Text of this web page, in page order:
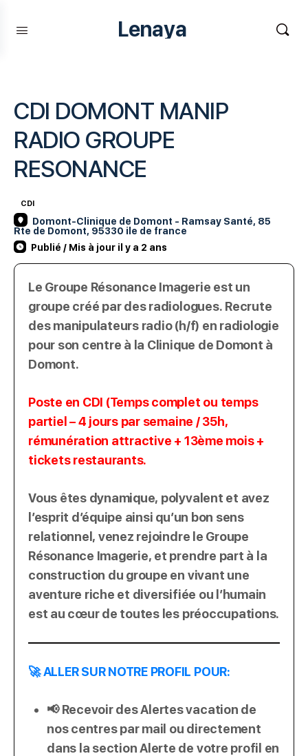
Lenaya
CDI DOMONT MANIP
RADIO GROUPE
RESONANCE
CDI
Domont-Clinique de Domont - Ramsay Santé, 85
Rte de Domont, 95330 ile de france
Publié / Mis à jour il y a 2 ans
Le Groupe Résonance Imagerie est un
groupe créé par des radiologues. Recrute
des manipulateurs radio (h/f) en radiologie
pour son centre à la Clinique de Domont à
Domont.
Poste en CDI (Temps complet ou temps
partiel – 4 jours par semaine / 35h,
rémunération attractive + 13ème mois +
tickets restaurants.
Vous êtes dynamique, polyvalent et avez
l’esprit d’équipe ainsi qu’un bon sens
relationnel, venez rejoindre le Groupe
Résonance Imagerie, et prendre part à la
construction du groupe en vivant une
aventure riche et diversifiée ou l’humain
est au cœur de toutes les préoccupations.
🚀 ALLER SUR NOTRE PROFIL POUR:
📢 Recevoir des Alertes vacation de
nos centres par mail ou directement
dans la section Alerte de votre profil en